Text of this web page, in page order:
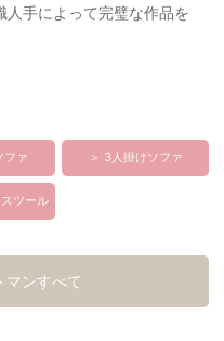
人手によって完璧な作品を
ファ ＞ 3人掛けソファ
ツール
マンすべて